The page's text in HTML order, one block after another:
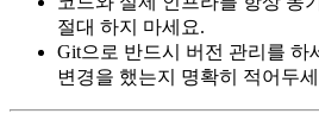
절대 하지 마세요.
Git으로 반드시 버전 관리를 하
변경을 했는지 명확히 적어두